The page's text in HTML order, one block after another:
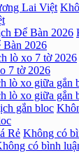
Lai Việt
Để Bàn 2026
2026
lò xo 7 tờ 2026
7 tờ 2026
lò xo giữa gắn
lò xo giữa gắn
gắn bloc
Rẻ Không có
có bình